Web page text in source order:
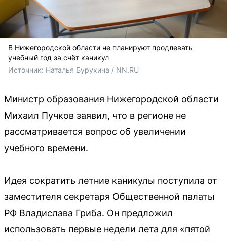
В Нижегородской области не планируют продлевать
учебный год за счёт каникул
Источник: Наталья Бурухина / NN.RU
Министр образования Нижегородской области
Михаил Пучков заявил, что в регионе не
рассматривается вопрос об увеличении
учебного времени.
Идея сократить летние каникулы поступила от
заместителя секретаря Общественной палаты
РФ Владислава Гриба. Он предложил
использовать первые недели лета для «пятой